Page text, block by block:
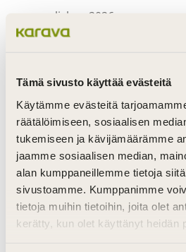
Tämä sivusto käyttää evästeitä
Käytämme evästeitä
räätälöimiseen, sosiaalisen
tukemiseen ja kävijämäärämme
jaamme sosiaalisen median,
alan kumppaneillemme tietoja
sivustoamme. Kumppanimme
tietoja muihin tietoihin, joita olet
kerätty, kun olet käyttänyt heidän
maaliskuu 2026
lokakuu 2025
elokuu 2025
kesäkuu 2025
maaliskuu 2025
syyskuu 2024
tammikuu 2024
joulukuu 2023